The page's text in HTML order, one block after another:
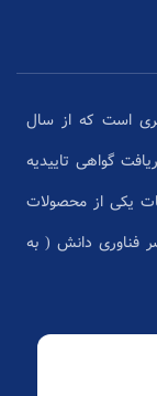
است که از سال
گواهی تاییدیه
اطلاعات یکی از محصولات
فناوری دانش ( به